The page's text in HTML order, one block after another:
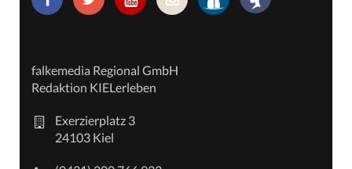
falkemedia Regional GmbH
Redaktion KIELerleben
Exerzierplatz 3
24103 Kiel